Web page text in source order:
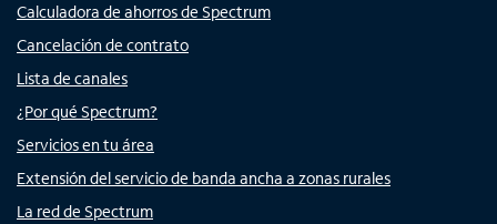
Calculadora de ahorros de Spectrum
Cancelación de contrato
Lista de canales
¿Por qué Spectrum?
Servicios en tu área
Extensión del servicio de banda ancha a zonas rurales
La red de Spectrum